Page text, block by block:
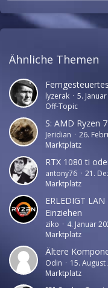
Ähnliche Themen
lyzerak
5.
Off-Topic
S: AMD Ryzen
Jeridian
26.
Marktplatz
RTX 1080 ti
antony76
21.
Marktplatz
ERLEDIGT
Einziehen
ziko
4. Januar
Marktplatz
Ältere
Odin
15. August
Marktplatz